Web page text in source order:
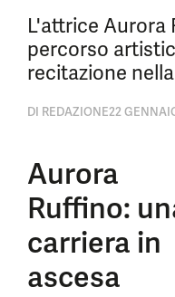
L'attrice Aurora
percorso
recitazione
DI REDAZIONE22
Aurora
Ruffino:
carriera in
ascesa